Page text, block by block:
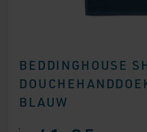
BEDDINGHOUSE
BLAUW